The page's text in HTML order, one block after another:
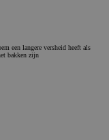
een langere versheid heeft als
bakken zijn